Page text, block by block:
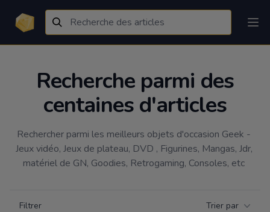
Recherche parmi des
centaines d'articles
Rechercher parmi les meilleurs objets d'occasion Geek -
Jeux vidéo, Jeux de plateau, DVD , Figurines, Mangas, Jdr,
matériel de GN, Goodies, Retrogaming, Consoles, etc
Filtrer Trier par